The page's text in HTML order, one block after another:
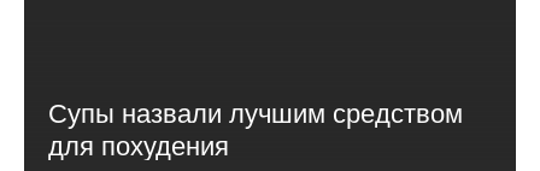
Супы назвали лучшим средством
для похудения